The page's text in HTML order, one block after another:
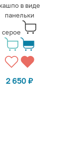
кашпо в виде
панельки
серое
2 650₽